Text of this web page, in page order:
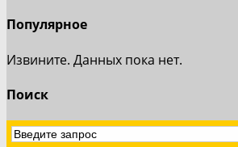
Популярное
Извините. Данных пока нет.
Поиск